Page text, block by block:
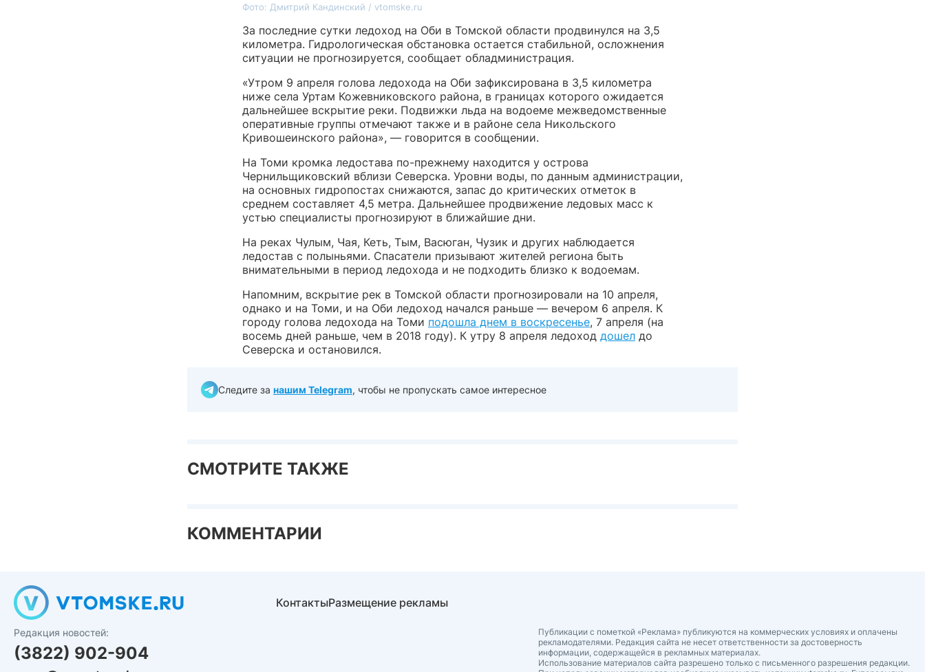
Фото: Дмитрий Кандинский / vtomske.ru
За последние сутки ледоход на Оби в Томской области продвинулся на 3,5
километра. Гидрологическая обстановка остается стабильной, осложнения
ситуации не прогнозируется, сообщает обладминистрация.
«Утром 9 апреля голова ледохода на Оби зафиксирована в 3,5 километра
ниже села Уртам Кожевниковского района, в границах которого ожидается
дальнейшее вскрытие реки. Подвижки льда на водоеме межведомственные
оперативные группы отмечают также и в районе села Никольского
Кривошеинского района», — говорится в сообщении.
На Томи кромка ледостава по-прежнему находится у острова
Чернильщиковский вблизи Северска. Уровни воды, по данным администрации,
на основных гидропостах снижаются, запас до критических отметок в
среднем составляет 4,5 метра. Дальнейшее продвижение ледовых масс к
устью специалисты прогнозируют в ближайшие дни.
На реках Чулым, Чая, Кеть, Тым, Васюган, Чузик и других наблюдается
ледостав с полыньями. Спасатели призывают жителей региона быть
внимательными в период ледохода и не подходить близко к водоемам.
Напомним, вскрытие рек в Томской области прогнозировали на 10 апреля,
однако и на Томи, и на Оби ледоход начался раньше — вечером 6 апреля. К
городу голова ледохода на Томи подошла днем в воскресенье, 7 апреля (на
восемь дней раньше, чем в 2018 году). К утру 8 апреля ледоход дошел до
Северска и остановился.
Следите за нашим Telegram, чтобы не пропускать самое интересное
СМОТРИТЕ ТАКЖЕ
КОММЕНТАРИИ
Редакция новостей:
(3822) 902-904
КонтактыРазмещение рекламы
Публикации с пометкой «Реклама» публикуются на коммерческих условиях и оплачены
рекламодателями. Редакция сайта не несет ответственности за достоверность
информации, содержащейся в рекламных материалах.
Использование материалов сайта разрешено только с письменного разрешения редакции.